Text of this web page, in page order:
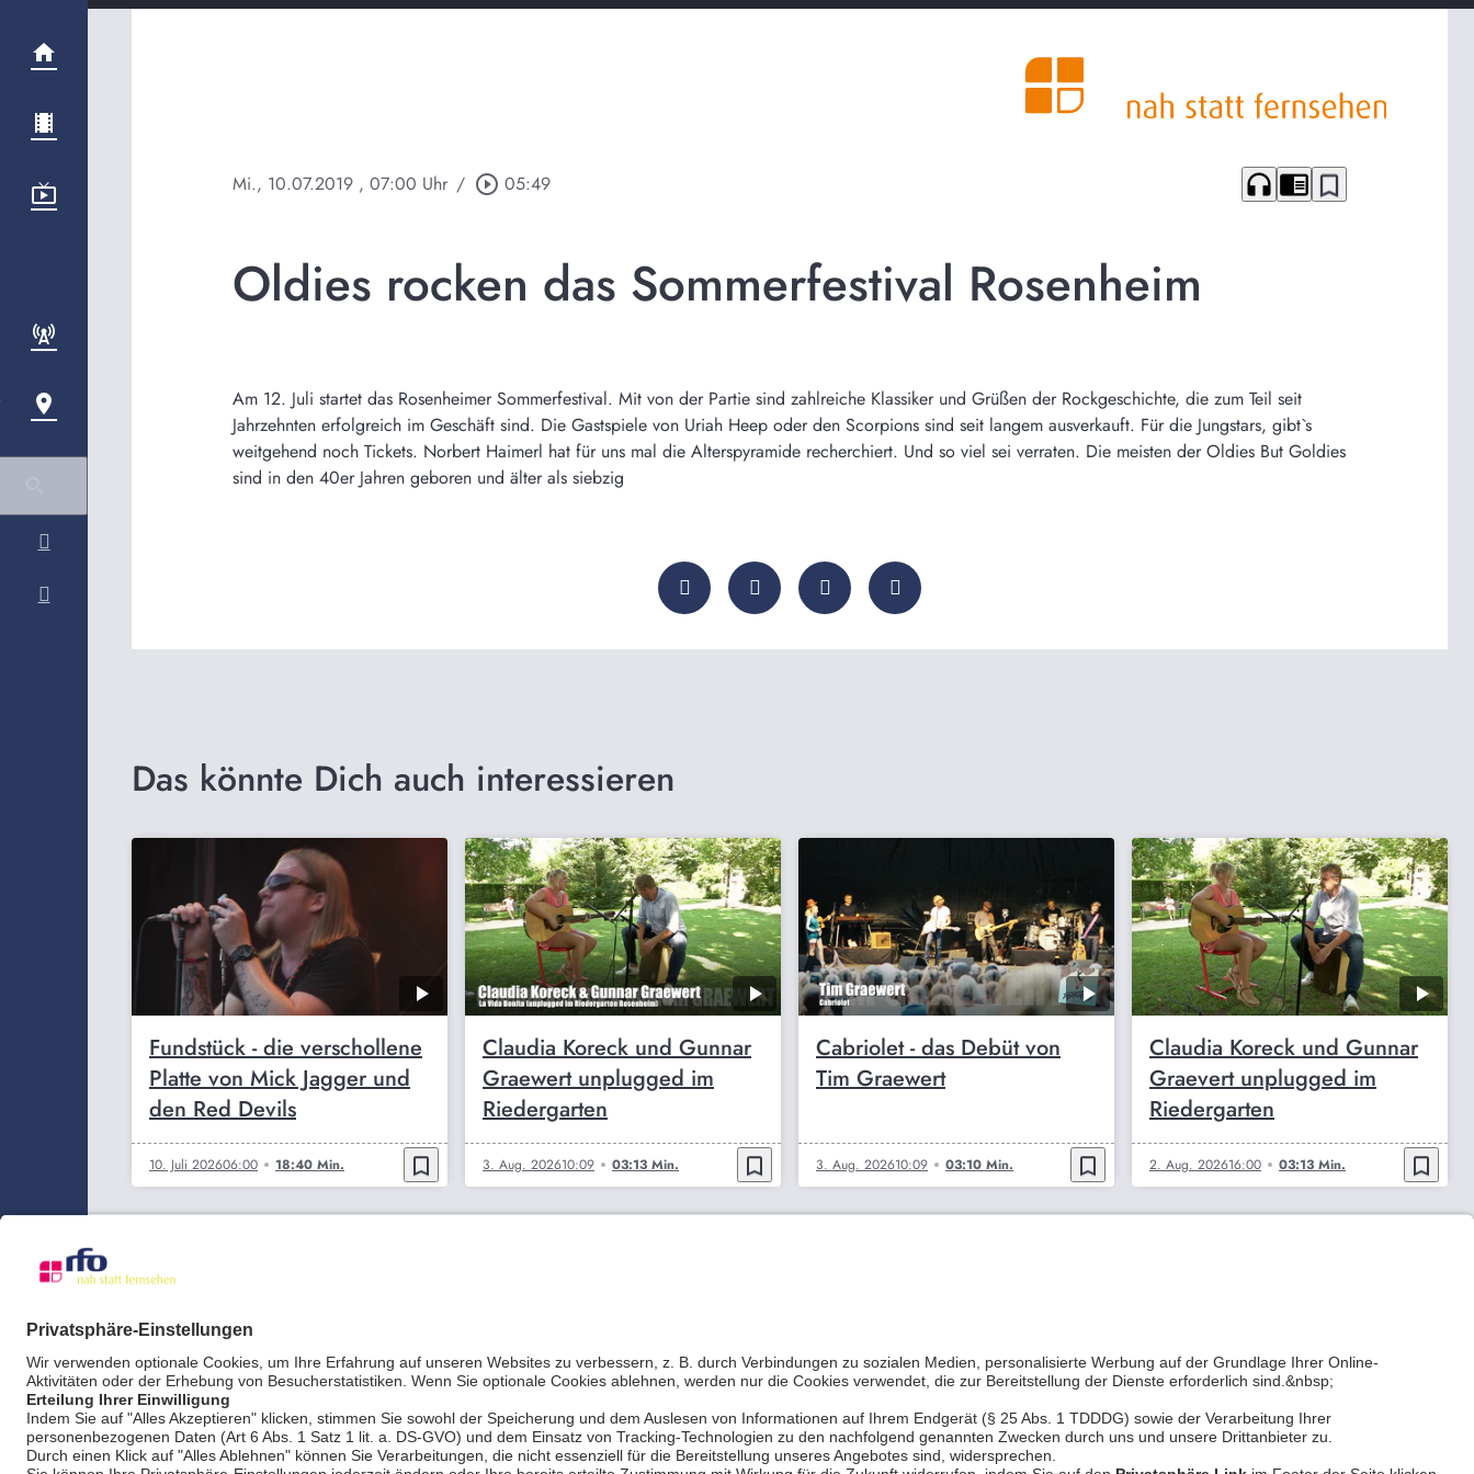
Mi., 10.07.2019 , 07:00 Uhr / play_circle_outline 05:49 headphones chrome_reader_mode bookmark_border
Oldies rocken das Sommerfestival Rosenheim
Am 12. Juli startet das Rosenheimer Sommerfestival. Mit von der Partie sind zahlreiche Klassiker und Grüßen der Rockgeschichte, die zum Teil seit
Jahrzehnten erfolgreich im Geschäft sind. Die Gastspiele von Uriah Heep oder den Scorpions sind seit langem ausverkauft. Für die Jungstars, gibt`s
weitgehend noch Tickets. Norbert Haimerl hat für uns mal die Alterspyramide recherchiert. Und so viel sei verraten. Die meisten der Oldies But Goldies
sind in den 40er Jahren geboren und älter als siebzig
Das könnte Dich auch interessieren
Fundstück - die verschollene
Platte von Mick Jagger und
den Red Devils
10. Juli 202606:00 18:40 Min. bookmark_border
Claudia Koreck und Gunnar
Graewert unplugged im
Riedergarten
3. Aug. 202610:09 03:13 Min. bookmark_border
Cabriolet - das Debüt von
Tim Graewert
3. Aug. 202610:09 03:10 Min. bookmark_border
Claudia Koreck und Gunnar
Graevert unplugged im
Riedergarten
2. Aug. 202616:00 03:13 Min. bookmark_border